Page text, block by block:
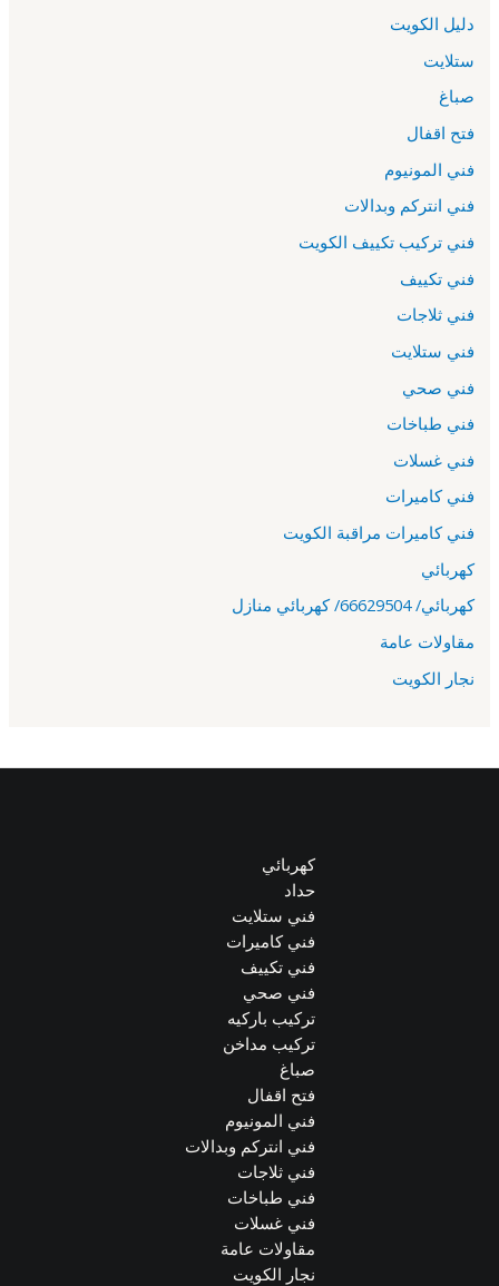
دليل الكويت
ستلايت
صباغ
فتح اقفال
فني المونيوم
فني انتركم وبدالات
فني تركيب تكييف الكويت
فني تكييف
فني ثلاجات
فني ستلايت
فني صحي
فني طباخات
فني غسلات
فني كاميرات
فني كاميرات مراقبة الكويت
كهربائي
كهربائي/ 66629504/ كهربائي منازل
مقاولات عامة
نجار الكويت
كهربائي
حداد
فني ستلايت
فني كاميرات
فني تكييف
فني صحي
تركيب باركيه
تركيب مداخن
صباغ
فتح اقفال
فني المونيوم
فني انتركم وبدالات
فني ثلاجات
فني طباخات
فني غسلات
مقاولات عامة
نجار الكويت